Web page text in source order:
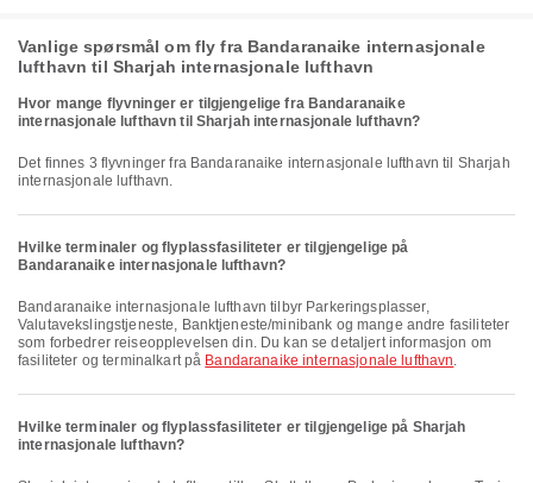
Vanlige spørsmål om fly fra Bandaranaike internasjonale
lufthavn til Sharjah internasjonale lufthavn
Hvor mange flyvninger er tilgjengelige fra Bandaranaike
internasjonale lufthavn til Sharjah internasjonale lufthavn?
Det finnes 3 flyvninger fra Bandaranaike internasjonale lufthavn til Sharjah
internasjonale lufthavn.
Hvilke terminaler og flyplassfasiliteter er tilgjengelige på
Bandaranaike internasjonale lufthavn?
Bandaranaike internasjonale lufthavn tilbyr Parkeringsplasser,
Valutavekslingstjeneste, Banktjeneste/minibank og mange andre fasiliteter
som forbedrer reiseopplevelsen din. Du kan se detaljert informasjon om
fasiliteter og terminalkart på Bandaranaike internasjonale lufthavn.
Hvilke terminaler og flyplassfasiliteter er tilgjengelige på Sharjah
internasjonale lufthavn?